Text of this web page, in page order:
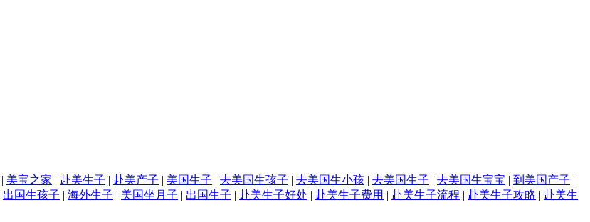
| 美宝之家 | 赴美生子 | 赴美产子 | 美国生子 | 去美国生孩子 | 去美国生小孩 | 去美国生子 | 去美国生宝宝 | 到美国产子 |
出国生孩子 | 海外生子 | 美国坐月子 | 出国生子 | 赴美生子好处 | 赴美生子费用 | 赴美生子流程 | 赴美生子攻略 | 赴美生